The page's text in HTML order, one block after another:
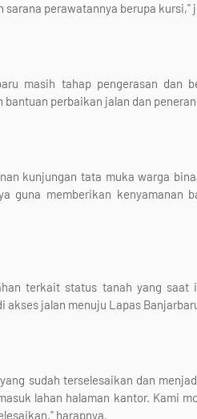
perawatannya berupa kursi,"
masih tahap pengerasan dan
perbaikan jalan dan
kunjungan tata muka warga
guna memberikan kenyamanan
terkait status tanah yang saat
akses jalan menuju Lapas
sudah terselesaikan dan
lahan halaman kantor. Kami
harapnya.